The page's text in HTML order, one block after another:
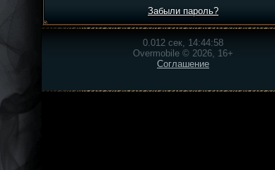
Забыли пароль?
0.012 сек, 14:44:58
Overmobile © 2026, 16+
Соглашение